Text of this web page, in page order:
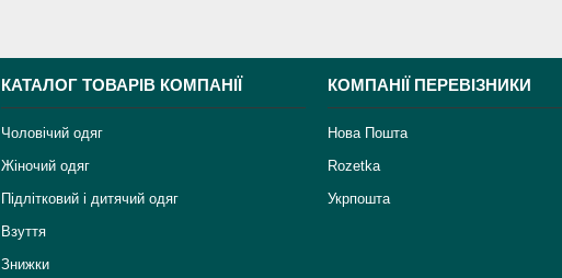
КАТАЛОГ ТОВАРІВ КОМПАНІЇ
Чоловічий одяг
Жіночий одяг
Підлітковий і дитячий одяг
Взуття
Знижки
КОМПАНІЇ ПЕРЕВІЗНИКИ
Нова Пошта
Rozetka
Укрпошта